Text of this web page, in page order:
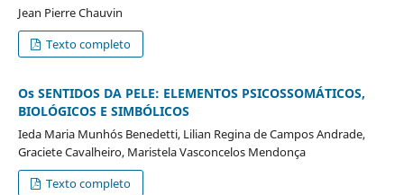
Jean Pierre Chauvin
Texto completo
Os SENTIDOS DA PELE: ELEMENTOS PSICOSSOMÁTICOS,
BIOLÓGICOS E SIMBÓLICOS
Ieda Maria Munhós Benedetti, Lilian Regina de Campos Andrade,
Graciete Cavalheiro, Maristela Vasconcelos Mendonça
Texto completo